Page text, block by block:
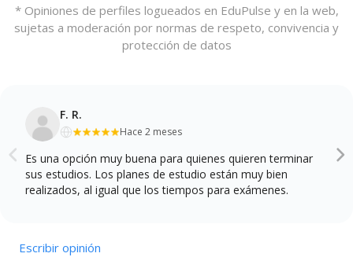
* Opiniones de perfiles logueados en EduPulse y en la web,
sujetas a moderación por normas de respeto, convivencia y
protección de datos
F. R.
Hace 2 meses
Es una opción muy buena para quienes quieren terminar
sus estudios. Los planes de estudio están muy bien
realizados, al igual que los tiempos para exámenes.
Escribir opinión